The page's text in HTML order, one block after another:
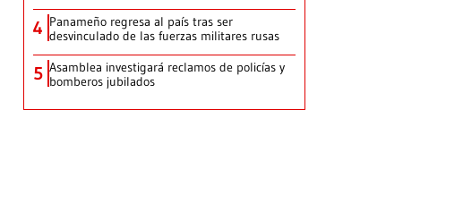
4 Panameño regresa al país tras ser
desvinculado de las fuerzas militares rusas
5 Asamblea investigará reclamos de policías y
bomberos jubilados